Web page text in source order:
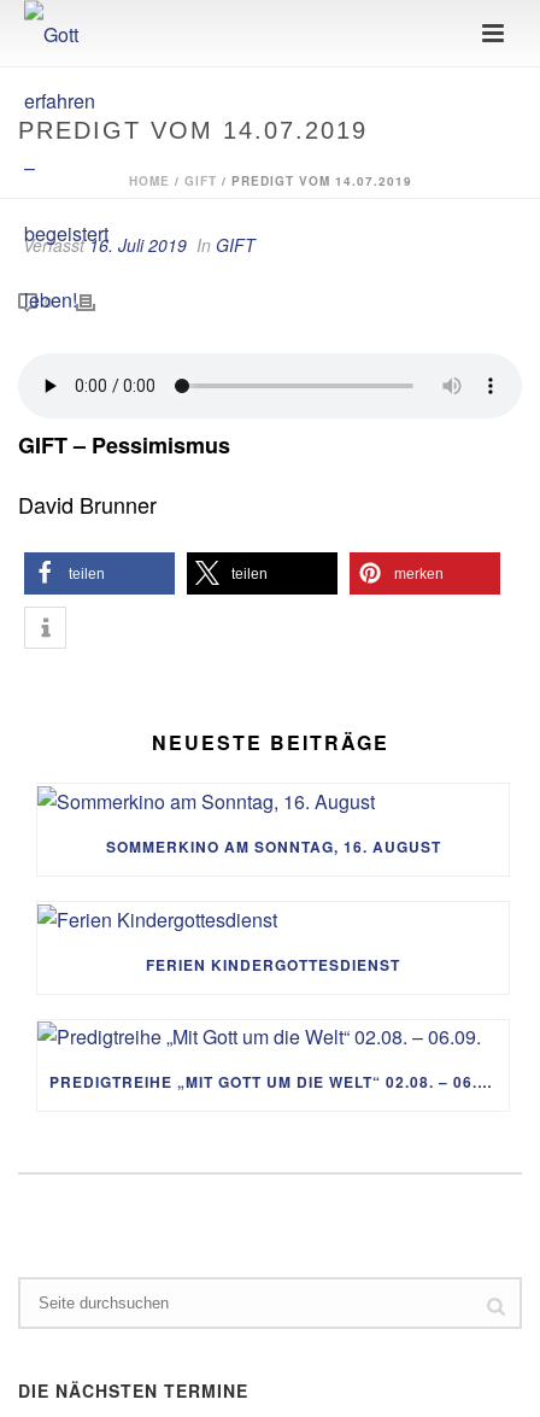
PREDIGT VOM 14.07.2019
HOME / GIFT / PREDIGT VOM 14.07.2019
Verfasst16. Juli 2019 In GIFT
0
GIFT – Pessimismus
David Brunner
teilen teilen merken
NEUESTE BEITRÄGE
SOMMERKINO AM SONNTAG, 16. AUGUST
FERIEN KINDERGOTTESDIENST
PREDIGTREIHE „MIT GOTT UM DIE WELT“ 02.08. – 06.09.
DIE NÄCHSTEN TERMINE